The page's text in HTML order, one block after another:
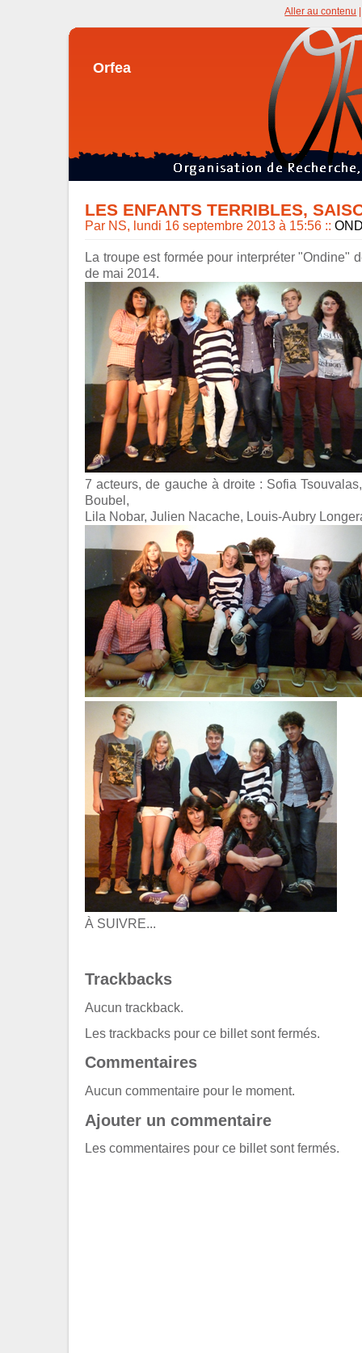
Orfea
Aller au contenu
LES ENFANTS TERRIBLES,
Par NS, lundi 16 septembre 2013 à 15:56 ::
La troupe est formée pour interpréter "Ondine"
de mai 2014.
7 acteurs, de gauche à droite : Sofia
Boubel,
Lila Nobar, Julien Nacache, Louis-Aubry
À SUIVRE...
Trackbacks
Aucun trackback.
Les trackbacks pour ce billet sont fermés.
Commentaires
Aucun commentaire pour le moment.
Ajouter un commentaire
Les commentaires pour ce billet sont fermés.